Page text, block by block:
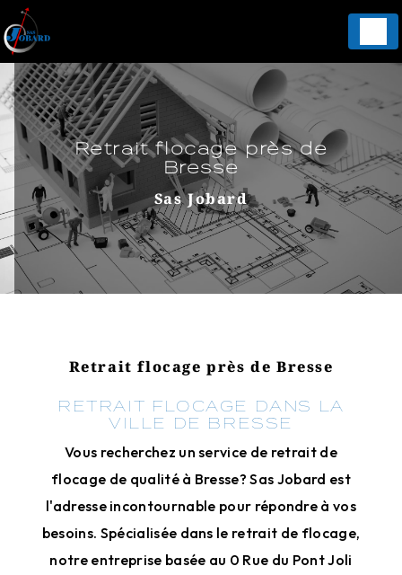
Retrait flocage près de
Bresse
Sas Jobard
Retrait flocage près de Bresse
RETRAIT FLOCAGE DANS LA
VILLE DE BRESSE
Vous recherchez un service de retrait de
flocage de qualité à Bresse? Sas Jobard est
l'adresse incontournable pour répondre à vos
besoins. Spécialisée dans le retrait de flocage,
notre entreprise basée au 0 Rue du Pont Joli
Panneau de gestion des cookies